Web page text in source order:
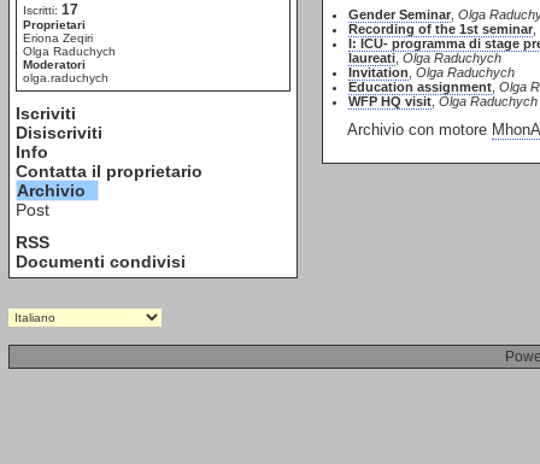
Iscritti: 17
Proprietari
Eriona Zeqiri
Olga Raduchych
Moderatori
olga.raduchych
Iscriviti
Disiscriviti
Info
Contatta il proprietario
Archivio
Post
RSS
Documenti condivisi
Gender Seminar Olga
Recording of the 1st seminar
I: ICU- programma di stage
laureati Olga Raduchych
Invitation Olga Raduchych
Education assignment Olga
WFP HQ visit Olga Raduchych
Archivio con motore